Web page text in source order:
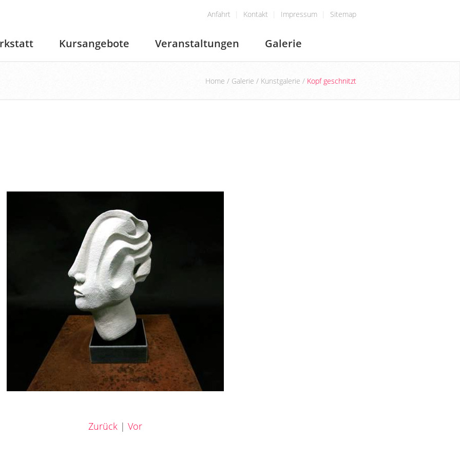
Anfahrt Kontakt Impressum Sitemap
Kursangebote Veranstaltungen Galerie
Home / Galerie / Kunstgalerie / Kopf geschnitzt
Zurück| Vor